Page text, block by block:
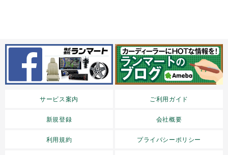
サービス案内 ご利用ガイド
新規登録 会社概要
利用規約 プライバシーポリシー